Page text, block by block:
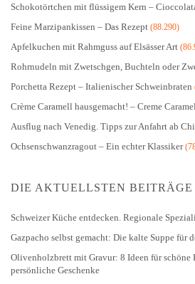
Schokotörtchen mit flüssigem Kern –
Feine Marzipankissen – Das Rezept (88.290)
Apfelkuchen mit Rahmguss auf Elsässer Art
Rohrnudeln mit Zwetschgen, Buchteln oder
Porchetta Rezept – Italienischer Schweinbraten
Crème Caramell hausgemacht! – Creme
Ausflug nach Venedig. Tipps zur Anfahrt ab
Ochsenschwanzragout – Ein echter Klassiker
DIE AKTUELLSTEN BEITRÄGE
Schweizer Küche entdecken. Regionale
Gazpacho selbst gemacht: Die kalte Suppe für
Olivenholzbrett mit Gravur: 8 Ideen für schöne
persönliche Geschenke